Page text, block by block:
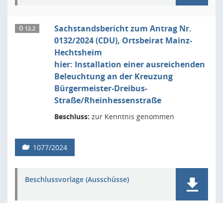
Ö 12.2
Sachstandsbericht zum Antrag Nr.
0132/2024 (CDU), Ortsbeirat Mainz-
Hechtsheim
hier: Installation einer ausreichenden
Beleuchtung an der Kreuzung
Bürgermeister-Dreibus-
Straße/Rheinhessenstraße
Beschluss: zur Kenntnis genommen
1077/2024
Beschlussvorlage (Ausschüsse)